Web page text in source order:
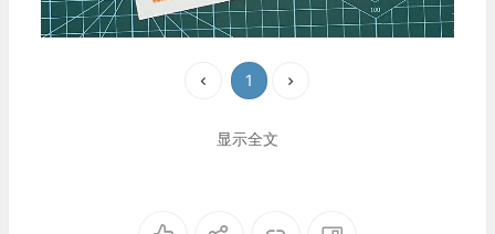
1
显示全文